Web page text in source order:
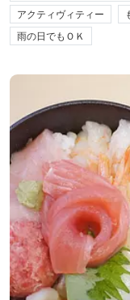
アクティヴィティー
雨の日でもＯＫ